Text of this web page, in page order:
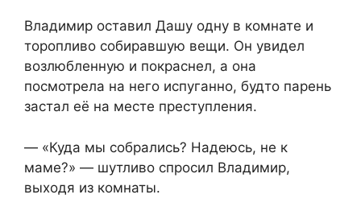
Владимир оставил Дашу одну в комнате и
торопливо собиравшую вещи. Он увидел
возлюбленную и покраснел, а она
посмотрела на него испуганно, будто парень
застал её на месте преступления.
— «Куда мы собрались? Надеюсь, не к
маме?» — шутливо спросил Владимир,
выходя из комнаты.